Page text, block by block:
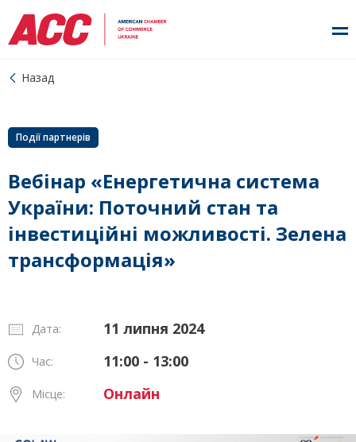
Назад
Події партнерів
Вебінар «Енергетична система
України: Поточний стан та
інвестиційні можливості. Зелена
трансформація»
Дата: 11 липня 2024
Час: 11:00 - 13:00
Місце: Онлайн